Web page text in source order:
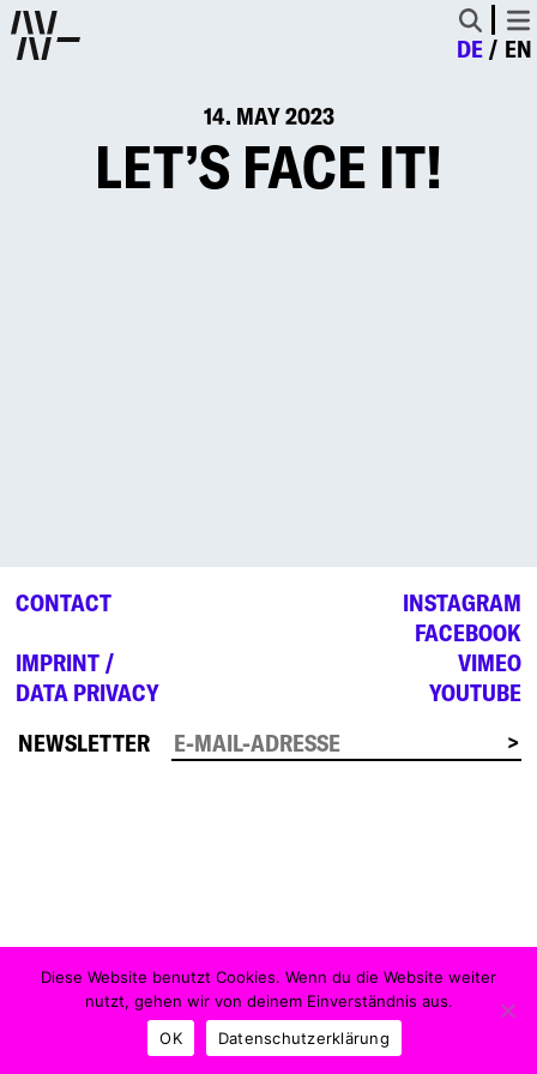
DE EN
14. MAY 2023
LET’S FACE IT!
CONTACT
IMPRINT /
DATA PRIVACY
INSTAGRAM
FACEBOOK
VIMEO
YOUTUBE
NEWSLETTER
Diese Website benutzt Cookies. Wenn du die Website weiter
nutzt, gehen wir von deinem Einverständnis aus.
OK
Datenschutzerklärung